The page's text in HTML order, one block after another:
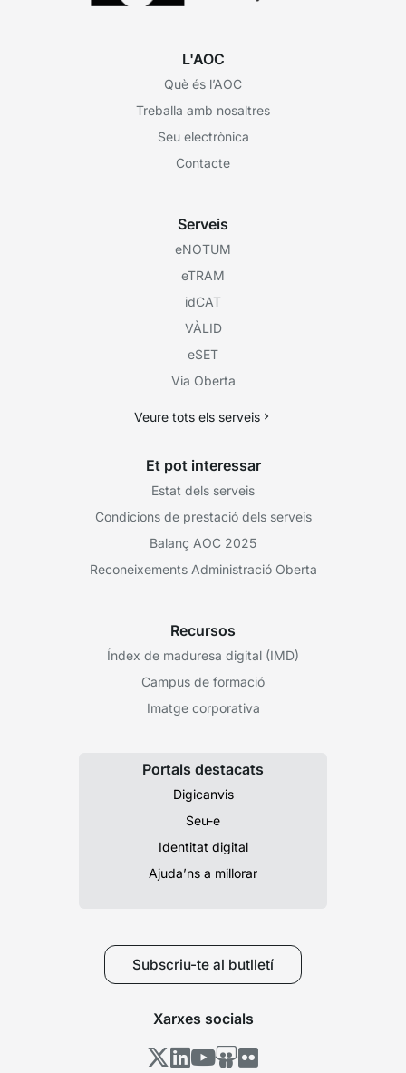
L'AOC
Què és l’AOC
Treballa amb nosaltres
Seu electrònica
Contacte
Serveis
eNOTUM
eTRAM
idCAT
VÀLID
eSET
Via Oberta
Veure tots els serveis
Et pot interessar
Estat dels serveis
Condicions de prestació dels serveis
Balanç AOC 2025
Reconeixements Administració Oberta
Recursos
Índex de maduresa digital (IMD)
Campus de formació
Imatge corporativa
Portals destacats
Digicanvis
Seu-e
Identitat digital
Ajuda’ns a millorar
Subscriu-te al butlletí
Xarxes socials